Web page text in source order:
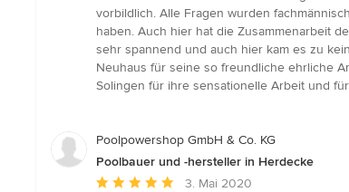
5
von
5
Sternen
vorbildlich. Alle Fragen wurden
haben. Auch hier hat die Zusammenarbeit
sehr spannend und auch hier kam es zu
Neuhaus für seine so freundliche ehrliche
Solingen für ihre sensationelle Arbeit und
Poolpowershop GmbH & Co. KG
Poolbauer und -hersteller in Herdecke
Durchschnittliche3. Mai 2020